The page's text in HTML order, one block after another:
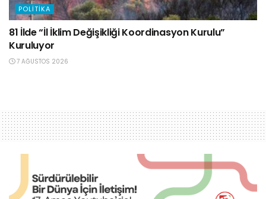
POLITIKA
81 İlde “İl İklim Değişikliği Koordinasyon Kurulu”
Kuruluyor
7 AĞUSTOS 2026